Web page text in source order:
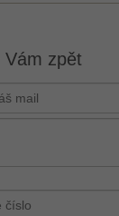
Vám zpět